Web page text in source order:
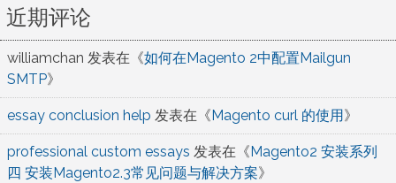
近期评论
williamchan 发表在《如何在Magento 2中配置Mailgun
SMTP》
essay conclusion help 发表在《Magento curl 的使用》
professional custom essays 发表在《Magento2 安装系列
四 安装Magento2.3常见问题与解决方案》